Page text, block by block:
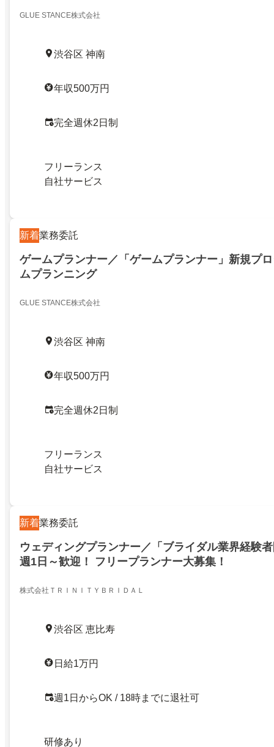
GLUE STANCE株式会社
渋谷区 神南
年収500万円
完全週休2日制
フリーランス
自社サービス
新着業務委託
ゲームプランナー／「ゲームプランナー」新規プ
ムプランニング
GLUE STANCE株式会社
渋谷区 神南
年収500万円
完全週休2日制
フリーランス
自社サービス
新着業務委託
ウェディングプランナー／「ブライダル業界経験
週1日～歓迎！ フリープランナー大募集！
株式会社ＴＲＩＮＩＴＹＢＲＩＤＡＬ
渋谷区 恵比寿
日給1万円
週1日からOK / 18時までに退社可
研修あり